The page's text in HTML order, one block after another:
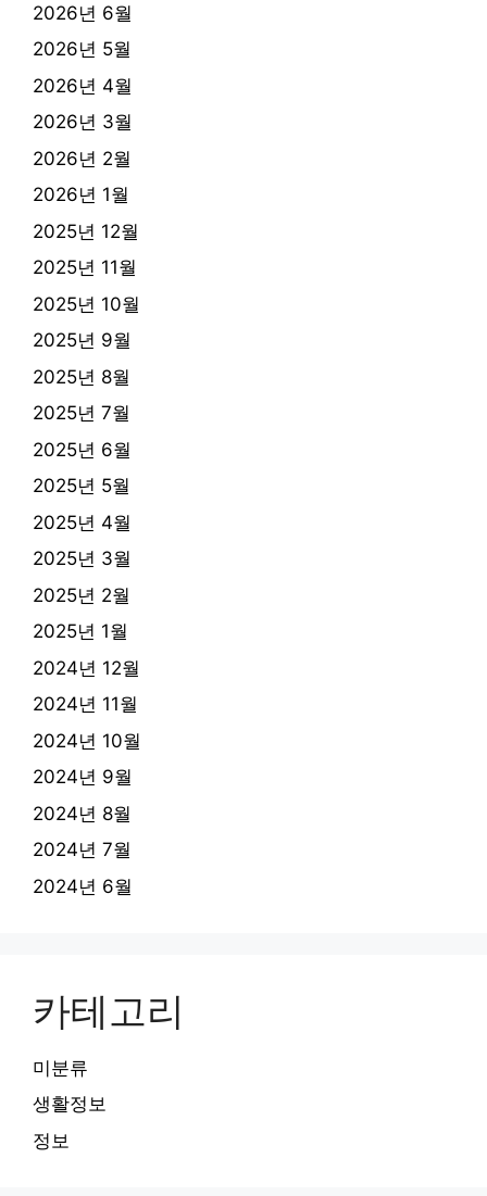
2026년 6월
2026년 5월
2026년 4월
2026년 3월
2026년 2월
2026년 1월
2025년 12월
2025년 11월
2025년 10월
2025년 9월
2025년 8월
2025년 7월
2025년 6월
2025년 5월
2025년 4월
2025년 3월
2025년 2월
2025년 1월
2024년 12월
2024년 11월
2024년 10월
2024년 9월
2024년 8월
2024년 7월
2024년 6월
카테고리
미분류
생활정보
정보